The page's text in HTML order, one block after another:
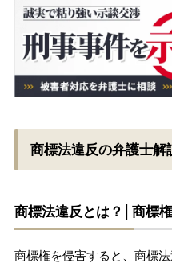
商標法違反の弁護士
商標法違反とは？│商標
商標権を侵害すると、商標法